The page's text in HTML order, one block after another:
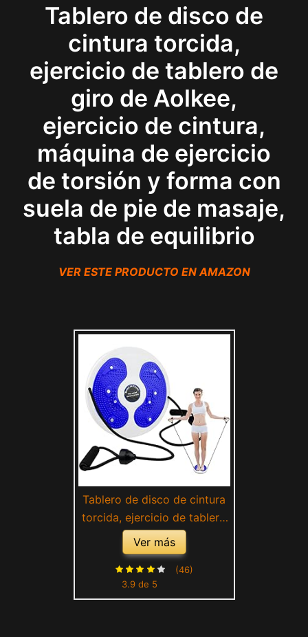
Tablero de disco de
cintura torcida,
ejercicio de tablero de
giro de Aolkee,
ejercicio de cintura,
máquina de ejercicio
de torsión y forma con
suela de pie de masaje,
tabla de equilibrio
VER ESTE PRODUCTO EN AMAZON
Tablero de disco de cintura
torcida, ejercicio de tablero
de giro de Aolkee, ejercicio
de cintura, máquina de
ejercicio de torsión y forma
con suela de pie de masaje,
Ver más
3.9 de 5
(46)